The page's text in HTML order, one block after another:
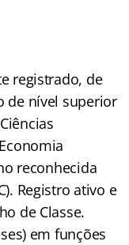
registrado, de
de nível superior
reconhecida
Registro ativo e
de Classe.
em funções